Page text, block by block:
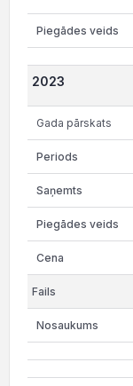
2023
Gada pārskats